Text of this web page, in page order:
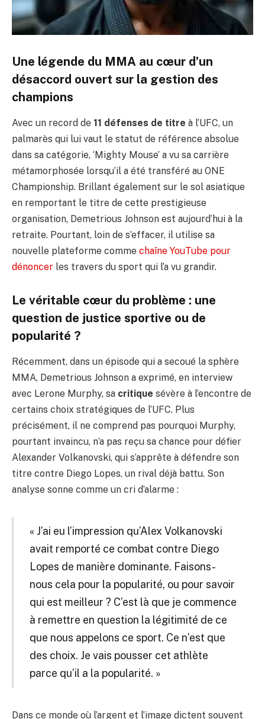
Une légende du MMA au cœur d’un
désaccord ouvert sur la gestion des
champions
Avec un record de 11 défenses de titre à l’UFC, un
palmarès qui lui vaut le statut de référence absolue
dans sa catégorie, ‘Mighty Mouse’ a vu sa carrière
métamorphosée lorsqu’il a été transféré au ONE
Championship. Brillant également sur le sol asiatique
en remportant le titre de cette prestigieuse
organisation, Demetrious Johnson est aujourd’hui à la
retraite. Pourtant, loin de s’effacer, il utilise sa
nouvelle plateforme comme chaîne YouTube pour
dénoncer les travers du sport qui l’a vu grandir.
Le véritable cœur du problème : une
question de justice sportive ou de
popularité ?
Récemment, dans un épisode qui a secoué la sphère
MMA, Demetrious Johnson a exprimé, en interview
avec Lerone Murphy, sa critique sévère à l’encontre de
certains choix stratégiques de l’UFC. Plus
précisément, il ne comprend pas pourquoi Murphy,
pourtant invaincu, n’a pas reçu sa chance pour défier
Alexander Volkanovski, qui s’apprête à défendre son
titre contre Diego Lopes, un rival déjà battu. Son
analyse sonne comme un cri d’alarme :
« J’ai eu l’impression qu’Alex Volkanovski
avait remporté ce combat contre Diego
Lopes de manière dominante. Faisons-
nous cela pour la popularité, ou pour savoir
qui est meilleur ? C’est là que je commence
à remettre en question la légitimité de ce
que nous appelons ce sport. Ce n’est que
des choix. Je vais pousser cet athlète
parce qu’il a la popularité. »
Dans ce monde où l’argent et l’image dictent souvent